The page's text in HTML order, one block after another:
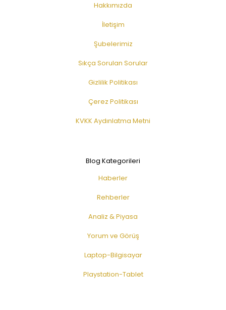
Hakkımızda
İletişim
Şubelerimiz
Sıkça Sorulan Sorular
Gizlilik Politikası
Çerez Politikası
KVKK Aydınlatma Metni
Blog Kategorileri
Haberler
Rehberler
Analiz & Piyasa
Yorum ve Görüş
Laptop-Bilgisayar
Playstation-Tablet